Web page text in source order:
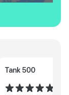
Tank 500